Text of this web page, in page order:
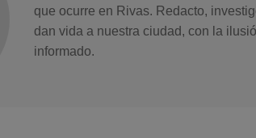
que ocurre en Rivas. Redacto,
dan vida a nuestra ciudad, con la
informado.